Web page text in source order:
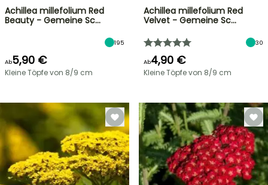
Achillea millefolium Red
Beauty - Gemeine Sc…
195
Ab5,90 €
Kleine Töpfe von 8/9 cm
Achillea millefolium Red
Velvet - Gemeine Sc…
30
Ab4,90 €
Kleine Töpfe von 8/9 cm